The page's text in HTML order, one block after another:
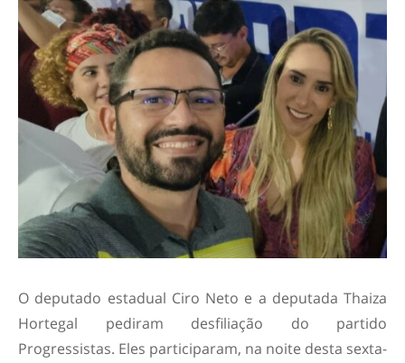
O deputado estadual Ciro Neto e a deputada Thaiza
Hortegal pediram desfiliação do partido
Progressistas. Eles participaram, na noite desta sexta-